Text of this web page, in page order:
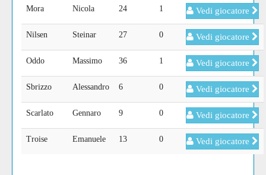
Mora Nicola 24 1 Vedi giocatore
Nilsen Steinar 27 0 Vedi giocatore
Oddo Massimo 36 1 Vedi giocatore
Sbrizzo Alessandro 6 0 Vedi giocatore
Scarlato Gennaro 9 0 Vedi giocatore
Troise Emanuele 13 0 Vedi giocatore